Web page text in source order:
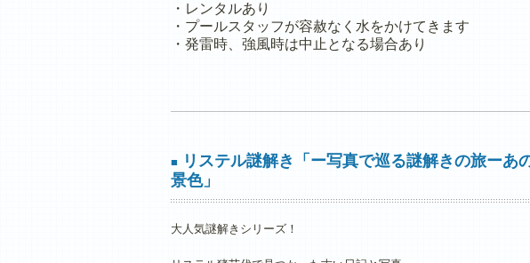
・レンタルあり
・プールスタッフが容赦なく水をかけてきます
・発雷時、強風時は中止となる場合あり
■
リステル謎解き「ー写真で巡る謎解きの旅ーあ
景色」
大人気謎解きシリーズ！